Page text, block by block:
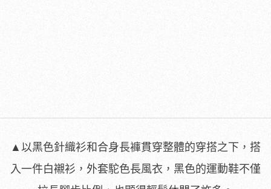
▲以黑色針織衫和合身長褲貫穿整體的穿搭之下，搭
入一件白襯衫，外套駝色長風衣，黑色的運動鞋不僅